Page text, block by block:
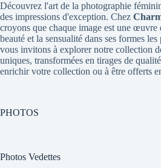
Découvrez l'art de la photographie
des impressions d'exception. Chez
croyons que chaque image est une œuvre
beauté et la sensualité dans ses formes
vous invitons à explorer notre collection
uniques, transformées en tirages de
enrichir votre collection ou à être offerts
PHOTOS
Photos Vedettes